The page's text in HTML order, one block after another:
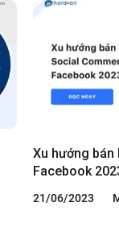
Xu hướng
Facebook
21/06/2023